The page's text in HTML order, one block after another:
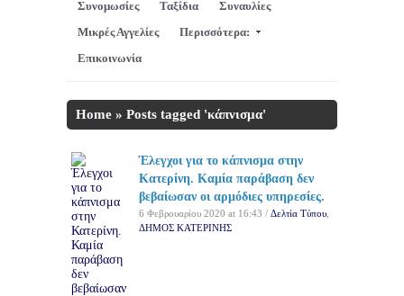
Συνομωσίες
Ταξίδια
Συναυλίες
Μικρές Αγγελίες
Περισσότερα:
Επικοινωνία
Home » Posts tagged 'κάπνισμα'
Έλεγχοι για το κάπνισμα στην
Κατερίνη. Καμία παράβαση δεν
βεβαίωσαν οι αρμόδιες υπηρεσίες.
6 Φεβρουαρίου 2020 at 16:43 / Δελτία Τύπου
ΔΗΜΟΣ ΚΑΤΕΡΙΝΗΣ